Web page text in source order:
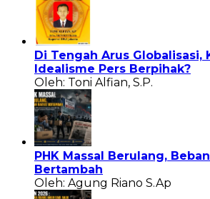
Di Tengah Arus Globalisasi,
Idealisme Pers Berpihak?
Oleh: Toni Alfian, S.P.
PHK Massal Berulang,
Bertambah
Oleh: Agung Riano S.Ap